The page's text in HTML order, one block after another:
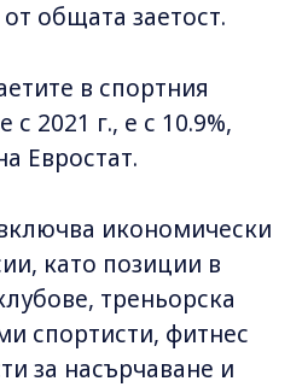
общата заетост.
в спортния
с 2021 г., е с 10.9%,
Евростат.
икономически
като позиции в
треньорска
спортисти, фитнес
за насърчаване и